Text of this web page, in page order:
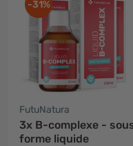
-31%
FutuNatura
3x B-complexe -
forme liquide